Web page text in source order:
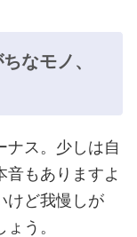
なモノ、
ナス。少しは自
もありますよ
けど我慢しが
う。